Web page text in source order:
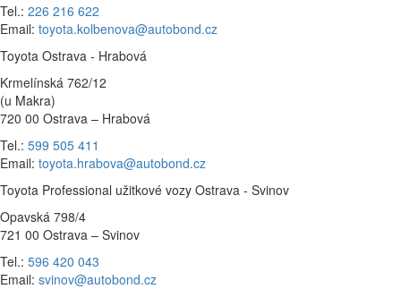
Tel.: 226 216 622
Email: toyota.kolbenova@autobond.cz
Toyota Ostrava - Hrabová
Krmelínská 762/12
(u Makra)
720 00 Ostrava – Hrabová
Tel.: 599 505 411
Email: toyota.hrabova@autobond.cz
Toyota Professional užitkové vozy Ostrava - Svinov
Opavská 798/4
721 00 Ostrava – Svinov
Tel.: 596 420 043
Email: svinov@autobond.cz